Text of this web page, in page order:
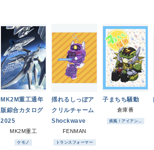
MK2M重工通年
版綜合カタログ
2025
MK2M重工
ケモノ
揺れるしっぽア
クリルチャーム
Shockwave
FENMAN
トランスフォーマー
子まちち騒動
倉庫番
疾風！アイアン...